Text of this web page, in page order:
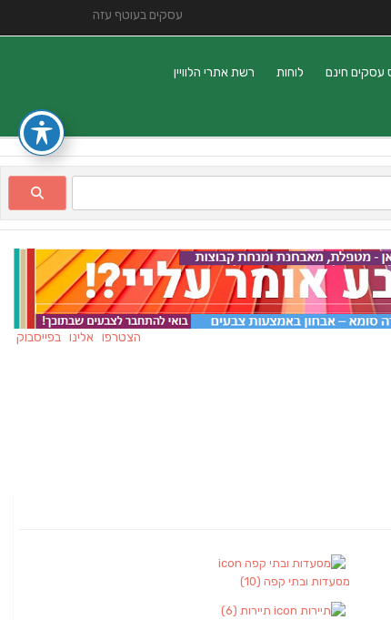
עסקים בעוטף עזה
עסקים חינם לוחות רשת אתרי הלוויין
הצטרפו אלינו בפייסבוק
מסעדות ובתי קפה (10)
תיירות (6)